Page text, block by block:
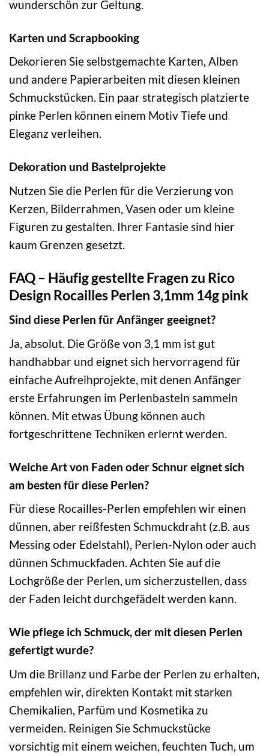
wunderschön zur Geltung.
Karten und Scrapbooking
Dekorieren Sie selbstgemachte Karten, Alben
und andere Papierarbeiten mit diesen kleinen
Schmuckstücken. Ein paar strategisch platzierte
pinke Perlen können einem Motiv Tiefe und
Eleganz verleihen.
Dekoration und Bastelprojekte
Nutzen Sie die Perlen für die Verzierung von
Kerzen, Bilderrahmen, Vasen oder um kleine
Figuren zu gestalten. Ihrer Fantasie sind hier
kaum Grenzen gesetzt.
FAQ – Häufig gestellte Fragen zu Rico
Design Rocailles Perlen 3,1mm 14g pink
Sind diese Perlen für Anfänger geeignet?
Ja, absolut. Die Größe von 3,1 mm ist gut
handhabbar und eignet sich hervorragend für
einfache Aufreihprojekte, mit denen Anfänger
erste Erfahrungen im Perlenbasteln sammeln
können. Mit etwas Übung können auch
fortgeschrittene Techniken erlernt werden.
Welche Art von Faden oder Schnur eignet sich
am besten für diese Perlen?
Für diese Rocailles-Perlen empfehlen wir einen
dünnen, aber reißfesten Schmuckdraht (z.B. aus
Messing oder Edelstahl), Perlen-Nylon oder auch
dünnen Schmuckfaden. Achten Sie auf die
Lochgröße der Perlen, um sicherzustellen, dass
der Faden leicht durchgefädelt werden kann.
Wie pflege ich Schmuck, der mit diesen Perlen
gefertigt wurde?
Um die Brillanz und Farbe der Perlen zu erhalten,
empfehlen wir, direkten Kontakt mit starken
Chemikalien, Parfüm und Kosmetika zu
vermeiden. Reinigen Sie Schmuckstücke
vorsichtig mit einem weichen, feuchten Tuch, um